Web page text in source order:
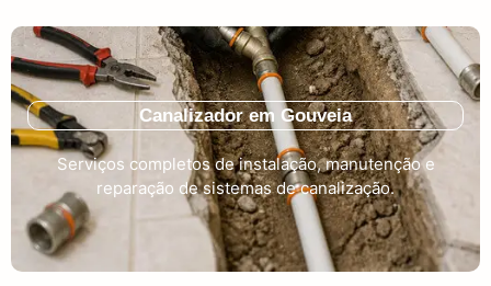
Canalizador em Gouveia
Serviços completos de instalação, manutenção e
reparação de sistemas de canalização.